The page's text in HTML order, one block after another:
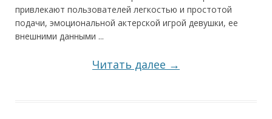
привлекают пользователей легкостью и простотой
подачи, эмоциональной актерской игрой девушки, ее
внешними данными ...
Читать далее →